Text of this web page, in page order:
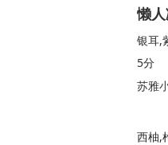
懒
银耳,
5分
苏雅
西柚,